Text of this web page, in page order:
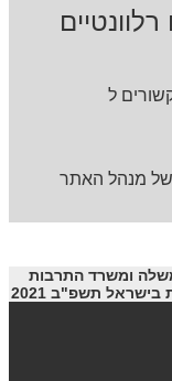
ל
של מנהל האתר
ומשרד התרבות
תשפ"ב 2021